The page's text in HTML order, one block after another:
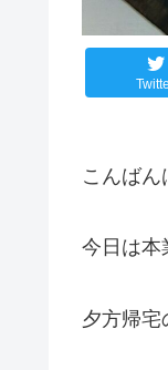
こんばん
今日は本
夕方帰宅